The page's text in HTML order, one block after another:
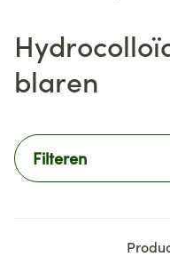
blaren
Filteren